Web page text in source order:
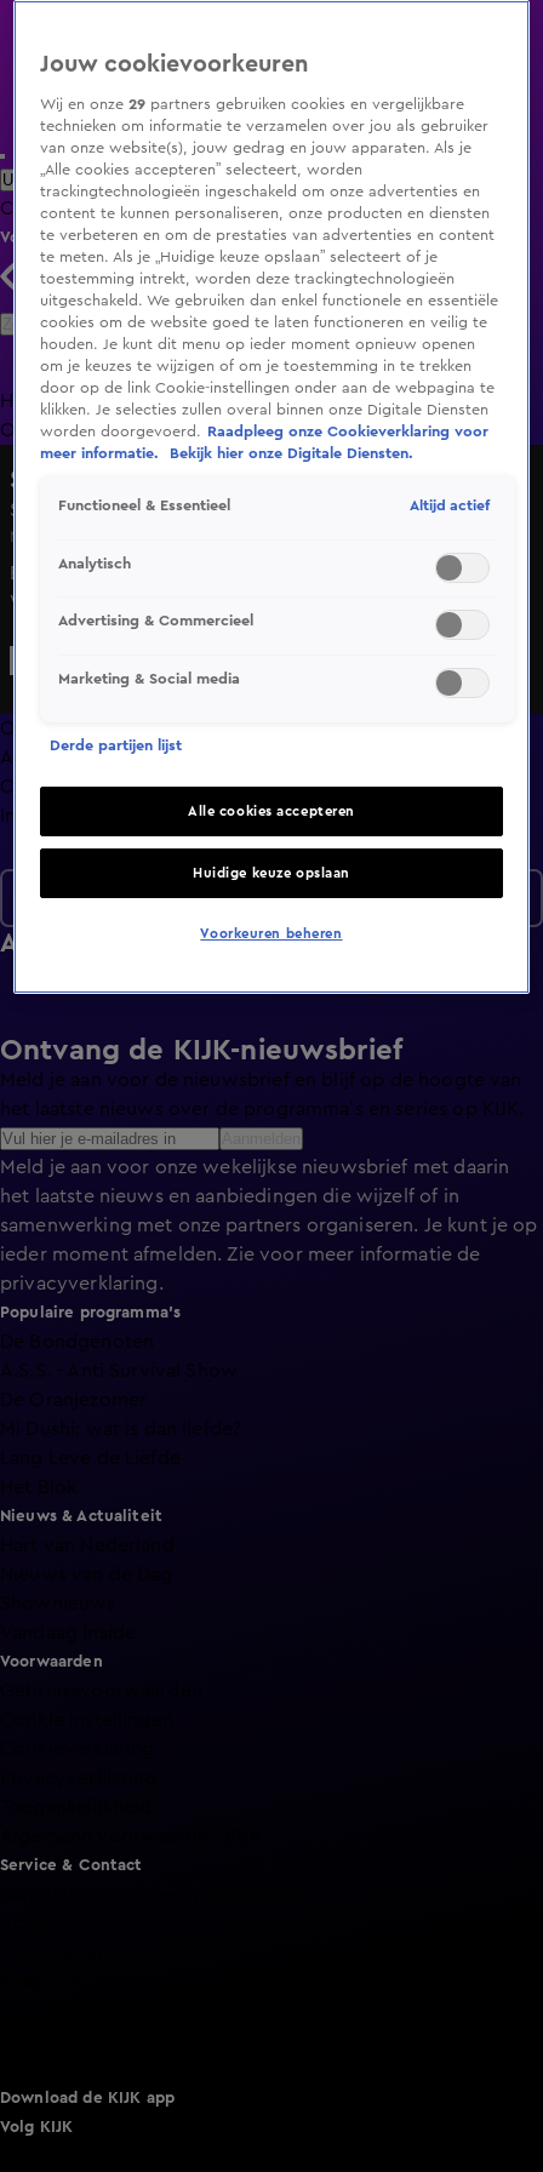
Uitzending Gemist Populaire programma's Zenders Genres
ClipsFilmsRadioSmart TV inlogShop
Volg KIJK
Zoeken
HomeUitzending Gemist Programma's De Bondgenoten
OranjezomerLivestreamsShop
Shownieuws
Seizoen 2026, aflevering 166
Ma 15 juni, 19:20
Een verrassende overstap van Welmoed Sijtsma naar RTL.
We schakelen live naar Oslo waar verslaggever Janine
Schuinder ons bijpraat over de veroordeling van Marius
model na zijn liefdesbreuk met Annekee Molenaar.
Overzicht
Afleveringen
Clips
Info
Afleveringen
Seizoen 2026
Ontvang de KIJK-nieuwsbrief
Meld je aan voor de nieuwsbrief en blijf op de hoogte van
het laatste nieuws over de programma’s en series op KIJK.
Meld je aan voor onze wekelijkse nieuwsbrief met daarin
het laatste nieuws en aanbiedingen die wijzelf of in
samenwerking met onze partners organiseren. Je kunt je op
ieder moment afmelden. Zie voor meer informatie de
privacyverklaring.
Populaire programma's
De Bondgenoten
A.S.S. - Anti Survival Show
De Oranjezomer
Mi Dushi: wat is dan liefde?
Lang Leve de Liefde
Nieuws & Actualiteit
Voorwaarden
Service & Contact
Download de KIJK app
Volg KIJK
Jouw cookievoorkeuren
Wij en onze29 partners gebruiken cookies en vergelijkbare
technieken om informatie te verzamelen over jou als gebruiker
van onze website(s), jouw gedrag en jouw apparaten. Als je
„Alle cookies accepteren” selecteert, worden
trackingtechnologieën ingeschakeld om onze advertenties en
content te kunnen personaliseren, onze producten en diensten
te verbeteren en om de prestaties van advertenties en content
te meten. Als je „Huidige keuze opslaan” selecteert of je
toestemming intrekt, worden deze trackingtechnologieën
uitgeschakeld. We gebruiken dan enkel functionele en essentiële
cookies om de website goed te laten functioneren en veilig te
houden. Je kunt dit menu op ieder moment opnieuw openen
om je keuzes te wijzigen of om je toestemming in te trekken
door op de link Cookie-instellingen onder aan de webpagina te
klikken. Je selecties zullen overal binnen onze Digitale Diensten
worden doorgevoerd.
Raadpleeg onze Cookieverklaring voor
meer informatie.
Bekijk hier onze Digitale Diensten.
Functioneel & Essentieel Altijd actief
Analytisch
Advertising & Commercieel
Marketing & Social media
Derde partijen lijst
Alle cookies accepteren
Huidige keuze opslaan
Voorkeuren beheren